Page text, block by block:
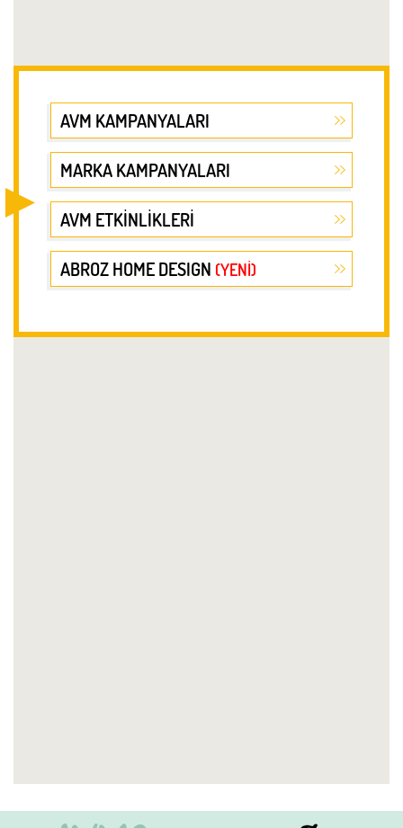
AVM KAMPANYALARI
MARKA KAMPANYALARI
AVM ETKİNLİKLERİ
ABROZ HOME DESIGN (YENİ)